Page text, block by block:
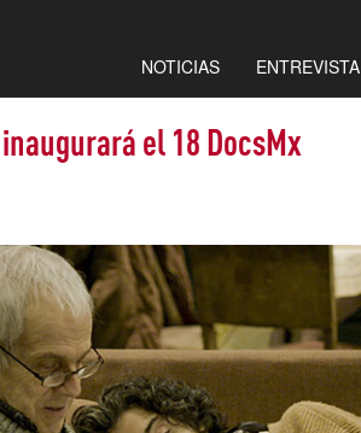
NOTICIAS ENTREVISTA
el 18 DocsMx